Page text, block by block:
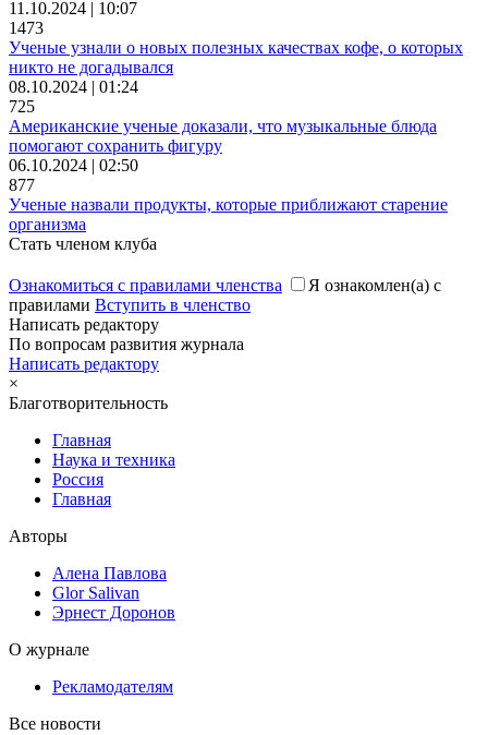
11.10.2024 | 10:07
1473
Ученые узнали о новых полезных качествах кофе, о которых
никто не догадывался
08.10.2024 | 01:24
725
Американские ученые доказали, что музыкальные блюда
помогают сохранить фигуру
06.10.2024 | 02:50
877
Ученые назвали продукты, которые приближают старение
организма
Стать членом клуба
Ознакомиться с правилами членства
Я ознакомлен(а) с
правилами Вступить в членство
Написать редактору
По вопросам развития журнала
Написать редактору
×
Благотворительность
Главная
Наука и техника
Россия
Главная
Авторы
Алена Павлова
Glor Salivan
Эрнест Доронов
О журнале
Рекламодателям
Все новости